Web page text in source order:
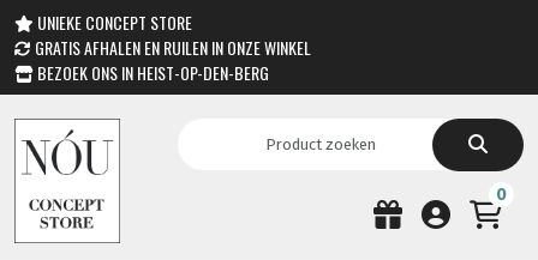
UNIEKE CONCEPT STORE
GRATIS AFHALEN EN RUILEN IN ONZE WINKEL
BEZOEK ONS IN HEIST-OP-DEN-BERG
0